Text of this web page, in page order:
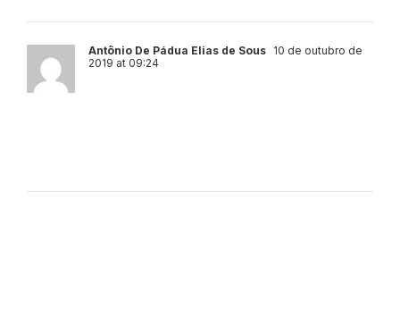
Antônio De Pádua Elias de Sous 10 de outubro de
2019 at 09:24